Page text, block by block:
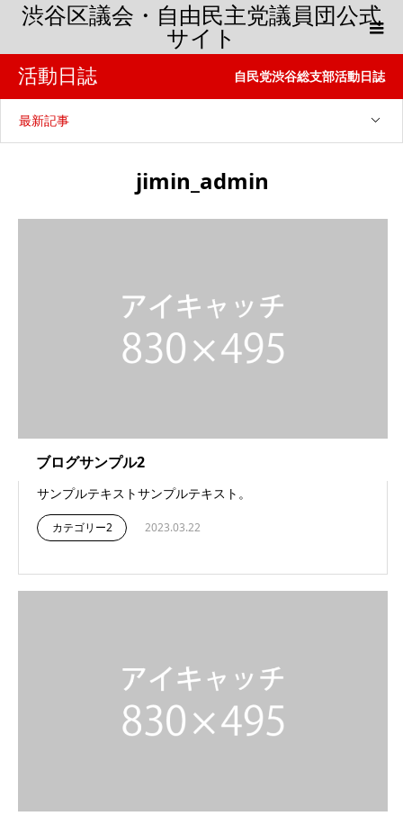
渋谷区議会・自由民主党議員団公式
サイト
活動日誌 自民党渋谷総支部活動日誌
最新記事
jimin_admin
ブログサンプル2
サンプルテキストサンプルテキスト。
カテゴリー2 2023.03.22